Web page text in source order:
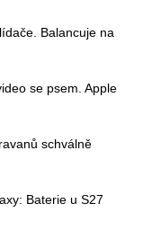
Balancuje na
se psem. Apple
schválně
Baterie u S27